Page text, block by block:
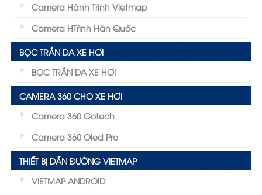
Camera Hành Trình Vietmap
Camera HTrình Hàn Quốc
BỌC TRẦN DA XE HƠI
BỌC TRẦN DA XE HƠI
CAMERA 360 CHO XE HƠI
Camera 360 Gotech
Camera 360 Oled Pro
THIẾT BỊ DẪN ĐƯỜNG VIETMAP
VIETMAP ANDROID